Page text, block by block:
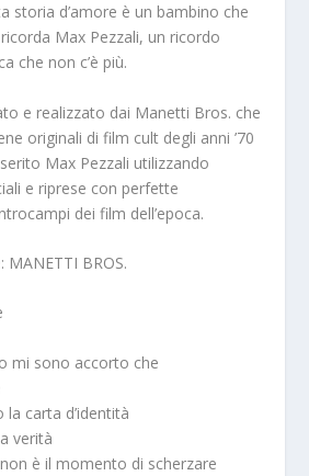
storia d’amore è un bambino che
Max Pezzali, un ricordo
che non c’è più.
e realizzato dai Manetti Bros. che
originali di film cult degli anni ’70
Max Pezzali utilizzando
e riprese con perfette
dei film dell’epoca.
MANETTI BROS.
mi sono accorto che
carta d’identità
verità
è il momento di scherzare